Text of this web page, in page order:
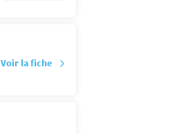
Voir la fiche